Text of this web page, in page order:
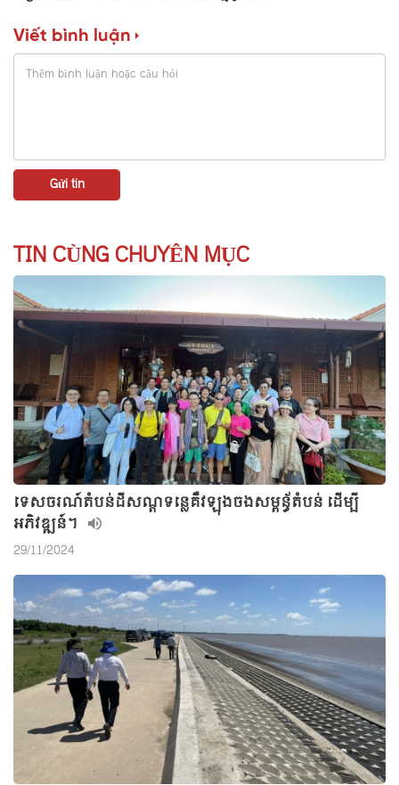
Viết bình luận
TIN CÙNG CHUYÊN MỤC
ទេសចរណ៍តំបន់ដីសណ្ដទន្លេគឺវឡុងចងសម្ពន័្ធតំបន់ ដើម្បី
អភិវឌ្ឍន៍។
29/11/2024